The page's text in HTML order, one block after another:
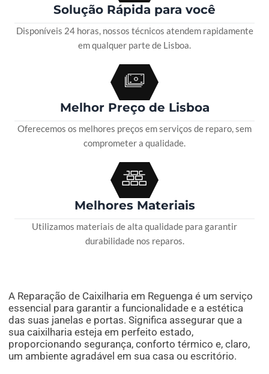
Solução Rápida para você
Disponíveis 24 horas, nossos técnicos atendem rapidamente
em qualquer parte de Lisboa.
Melhor Preço de Lisboa
Oferecemos os melhores preços em serviços de reparo, sem
comprometer a qualidade.
Melhores Materiais
Utilizamos materiais de alta qualidade para garantir
durabilidade nos reparos.
A Reparação de Caixilharia em Reguenga é um serviço
essencial para garantir a funcionalidade e a estética
das suas janelas e portas. Significa assegurar que a
sua caixilharia esteja em perfeito estado,
proporcionando segurança, conforto térmico e, claro,
um ambiente agradável em sua casa ou escritório.